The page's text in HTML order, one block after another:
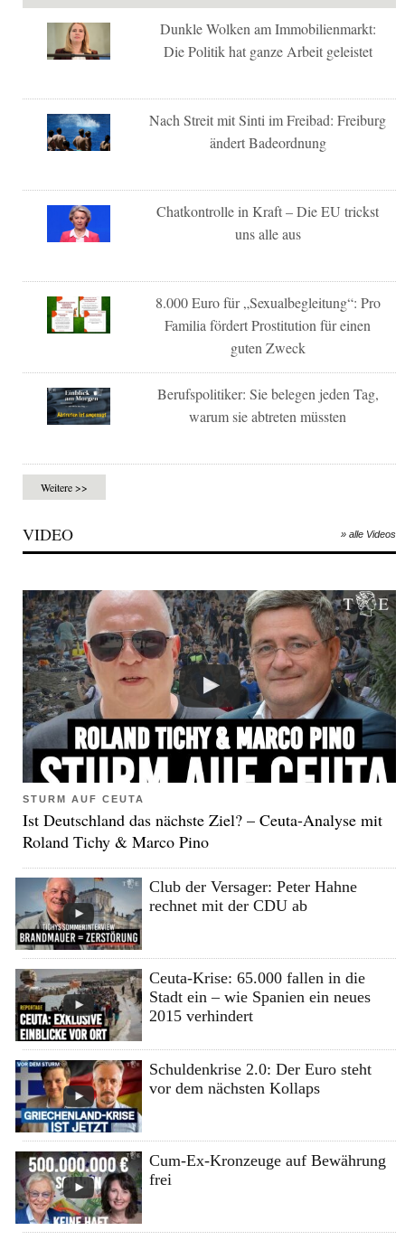
Dunkle Wolken am Immobilienmarkt:
Die Politik hat ganze Arbeit geleistet
Nach Streit mit Sinti im Freibad: Freiburg
ändert Badeordnung
Chatkontrolle in Kraft – Die EU trickst
uns alle aus
8.000 Euro für „Sexualbegleitung“: Pro
Familia fördert Prostitution für einen
guten Zweck
Berufspolitiker: Sie belegen jeden Tag,
warum sie abtreten müssten
Weitere >>
VIDEO » alle Videos
STURM AUF CEUTA
Ist Deutschland das nächste Ziel? – Ceuta-Analyse mit
Roland Tichy & Marco Pino
Club der Versager: Peter Hahne
rechnet mit der CDU ab
Ceuta-Krise: 65.000 fallen in die
Stadt ein – wie Spanien ein neues
2015 verhindert
Schuldenkrise 2.0: Der Euro steht
vor dem nächsten Kollaps
Cum-Ex-Kronzeuge auf Bewährung
frei